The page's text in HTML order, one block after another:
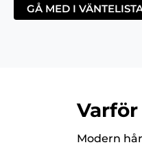
GÅ MED I
Varför
Modern